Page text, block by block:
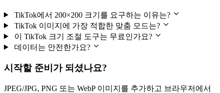
TikTok에서 200×200 크기를 요구하는 이유는?
TikTok 이미지에 가장 적합한 맞춤 모드는?
이 TikTok 크기 조절 도구는 무료인가요?
데이터는 안전한가요?
시작할 준비가 되셨나요?
JPEG/JPG, PNG 또는 WebP 이미지를 추가하고 브라우저에서